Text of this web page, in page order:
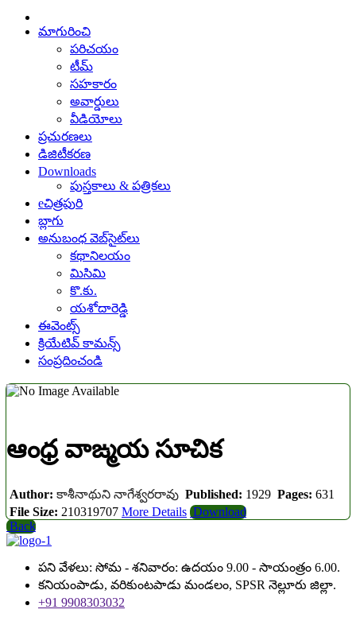
మాగురించి
పరిచయం
టీమ్
సహకారం
అవార్డులు
వీడియోలు
ప్రచురణలు
డిజిటీకరణ
Downloads
పుస్తకాలు & పత్రికలు
eచిత్రపురి
బ్లాగు
అనుబంధ వెబ్‌సైట్‌లు
కథానిలయం
మిసిమి
కొ.కు.
యశోదారెడ్డి
ఈవెంట్స్
క్రియేటివ్ కామన్స్
సంప్రదించండి
ఆంధ్ర వాఙ్మయ సూచిక
Author: కాశీనాథుని నాగేశ్వరరావు Published: 1929 Pages: 631
File Size: 210319707 More Details Download
Back
పని వేళలు: సోమ - శనివారం: ఉదయం 9.00 - సాయంత్రం 6.00.
కనియంపాడు, వరికుంటపాడు మండలం, SPSR నెల్లూరు జిల్లా.
+91 9908303032